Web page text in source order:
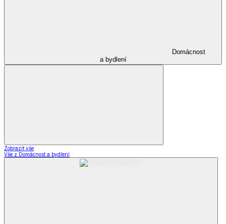
Domácnost
a bydlení
Zobrazit vše
Vše z Domácnost a bydlení